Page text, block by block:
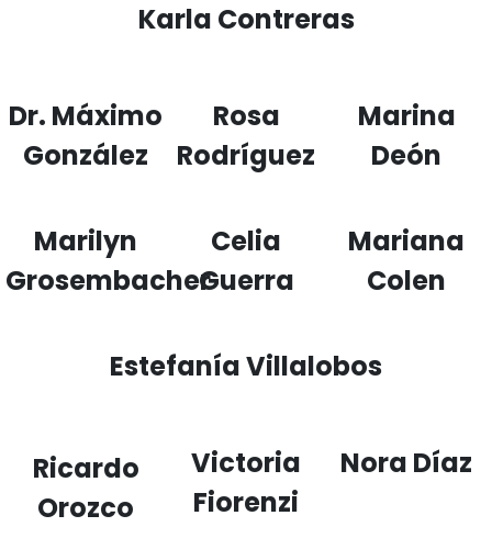
Karla Contreras
Dr. Máximo
González
Rosa
Rodríguez
Marina
Deón
Marilyn
Grosembacher
Celia
Guerra
Mariana
Colen
Estefanía Villalobos
Ricardo
Orozco
Victoria
Fiorenzi
Nora Díaz